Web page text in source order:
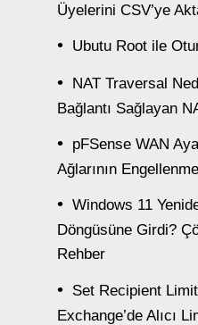
Üyelerini CSV’ye
Ubutu Root ile
NAT Traversal
Bağlantı Sağlayan
pFSense WAN
Ağlarının
Windows 11
Döngüsüne Girdi?
Rehber
Set Recipient
Exchange’de Alıcı